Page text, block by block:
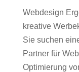
Webdesign
kreative
Sie suchen
Partner für
Optimierung